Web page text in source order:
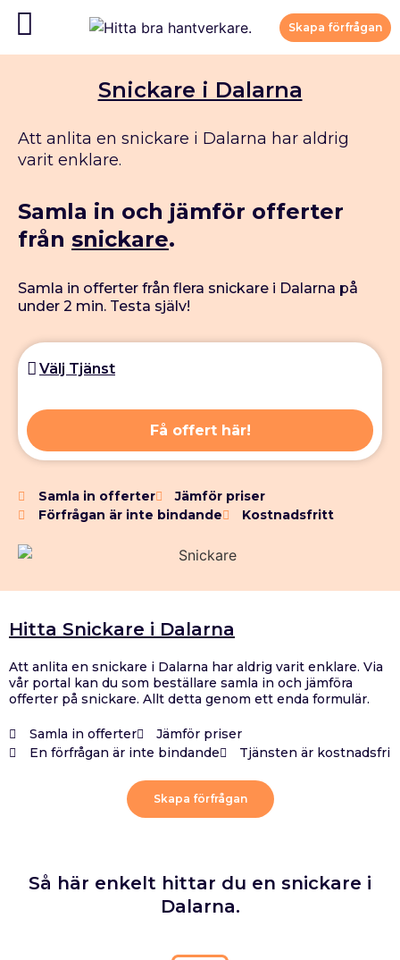
Skapa förfrågan
Snickare i Dalarna
Att anlita en snickare i Dalarna har aldrig
varit enklare.
Samla in och jämför offerter
från snickare.
Samla in offerter från flera snickare i Dalarna på
under 2 min. Testa själv!
Få offert här!
Samla in offerter
Jämför priser
Förfrågan är inte bindande
Kostnadsfritt
Hitta Snickare i Dalarna
Att anlita en snickare i Dalarna har aldrig varit enklare. Via
vår portal kan du som beställare samla in och jämföra
offerter på snickare. Allt detta genom ett enda formulär.
Samla in offerter
Jämför priser
En förfrågan är inte bindande
Tjänsten är kostnadsfri
Skapa förfrågan
Så här enkelt hittar du en snickare i
Dalarna.